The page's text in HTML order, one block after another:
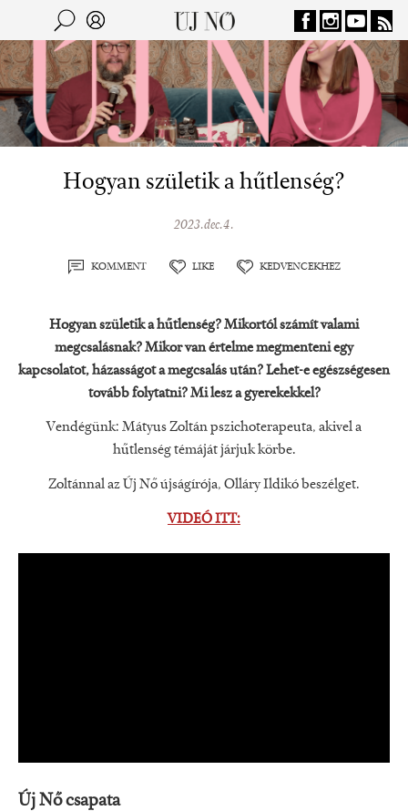
Jump to navigation
Kereső
Hogyan születik a hűtlenség?
2023.dec.4.
KOMMENT LIKE KEDVENCEKHEZ
Hogyan születik a hűtlenség? Mikortól számít valami
megcsalásnak? Mikor van értelme megmenteni egy
kapcsolatot, házasságot a megcsalás után? Lehet-e egészségesen
tovább folytatni? Mi lesz a gyerekekkel?
Vendégünk: Mátyus Zoltán pszichoterapeuta, akivel a
hűtlenség témáját járjuk körbe.
Zoltánnal az Új Nő újságírója, Olláry Ildikó beszélget.
VIDEÓ ITT:
Új Nő csapata